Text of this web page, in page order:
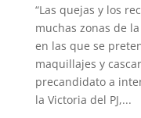
“Las quejas y los
muchas zonas de
en las que se
maquillajes y
precandidato a
la Victoria del PJ,...